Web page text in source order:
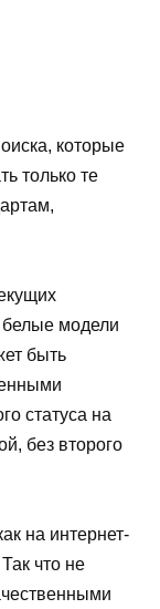
которые
только те
модели
быть
статуса на
без второго
на интернет-
что не